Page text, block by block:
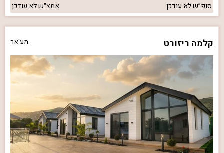
סופ״שלא עודכן אמצ״שלא עודכן
קלמה ריזורט מע'אר